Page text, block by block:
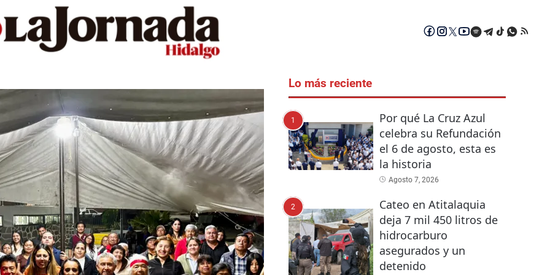
Lo más reciente
1
Por qué La Cruz Azul
celebra su Refundación
el 6 de agosto, esta es
la historia
Agosto 7, 2026
2
Cateo en Atitalaquia
deja 7 mil 450 litros de
hidrocarburo
asegurados y un
detenido